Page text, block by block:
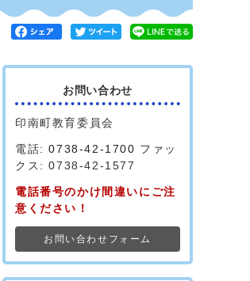
お問い合わせ
印南町教育委員会
電話:0738-42-1700 ファッ
クス: 0738-42-1577
電話番号のかけ間違いにご注
意ください！
お問い合わせフォーム